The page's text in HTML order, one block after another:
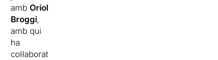
ambOriol
Broggi,
amb qui
ha
col·laborat